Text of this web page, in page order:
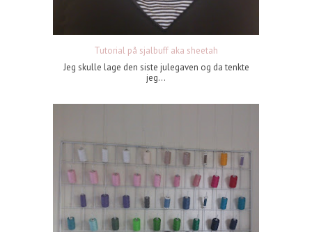
Tutorial på sjalbuff aka sheetah
Jeg skulle lage den siste julegaven og da tenkte
jeg...